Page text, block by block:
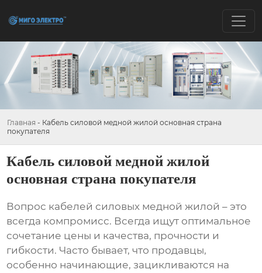
Главная - Кабель силовой медной жилой основная страна
покупателя
Кабель силовой медной жилой
основная страна покупателя
Вопрос кабелей силовых медной жилой – это
всегда компромисс. Всегда ищут оптимальное
сочетание цены и качества, прочности и
гибкости. Часто бывает, что продавцы,
особенно начинающие, зацикливаются на